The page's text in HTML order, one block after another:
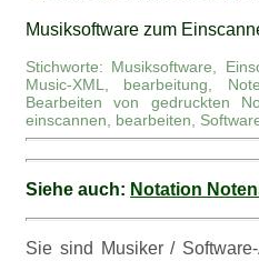
Musiksoftware zum
Stichworte: Musiksoftware,
Music-XML, bearbeitung,
Bearbeiten von gedruckten
einscannen, bearbeiten,
Siehe auch: Notation
Sie sind Musiker /